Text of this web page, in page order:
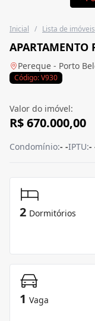
Inicial / Lista de imóveis
APARTAMENTO
Pereque - Porto
Código: V930
Valor do imóvel:
R$ 670.000,00
Condomínio:- -IPTU:-
2 Dormitórios
1 Vaga